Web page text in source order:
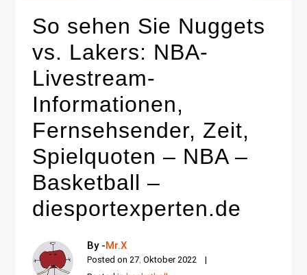
So sehen Sie Nuggets
vs. Lakers: NBA-
Livestream-
Informationen,
Fernsehsender, Zeit,
Spielquoten – NBA –
Basketball –
diesportexperten.de
By -Mr.X
Posted on27. Oktober 2022